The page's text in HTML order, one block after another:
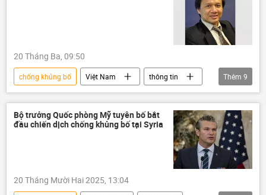
20 Tháng Ba, 09:50
chống khủng bố Việt Nam
thông tin
Hoa Kỳ
phản động
khủng bố
vụ khủng bố
bọn khủng bố
nhóm khủng bố vũ trang
Chính trị
Thêm 9
Bộ trưởng Quốc phòng Mỹ tuyên bố bắt
đầu chiến dịch chống khủng bố tại Syria
20 Tháng Mười Hai 2025, 13:04